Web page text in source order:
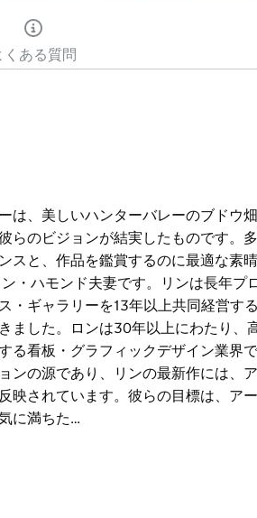
くある質問
は、美しいハンターバレーのブドウ
らのビジョンが結実したものです。
スと、作品を鑑賞するのに最適な素
・ハモンド夫妻です。リンは長年プ
・ギャラリーを13年以上共同経営す
ました。ロンは30年以上にわたり、
る看板・グラフィックデザイン業界
ンの源であり、リンの最新作には、
映されています。彼らの目標は、ア
に満ちた…
らのビジョンが結実したものです。
スと、作品を鑑賞するのに最適な素